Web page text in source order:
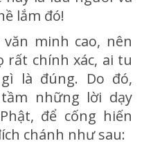
lắm đó!
minh cao, nên
rất chính xác, ai tu
là đúng. Do đó,
những lời dạy
để cống hiến
chánh như sau: